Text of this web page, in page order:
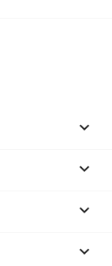



